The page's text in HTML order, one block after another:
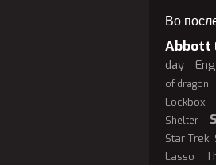
Во
Abbott
day
of dragon
Lockbox
Shelter
Star
Lasso